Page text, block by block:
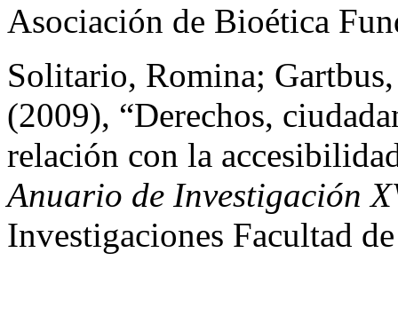
Asociación de Bioética
Solitario, Romina;
(2009), “Derechos,
relación con la
Anuario de Investigación
Investigaciones Facultad